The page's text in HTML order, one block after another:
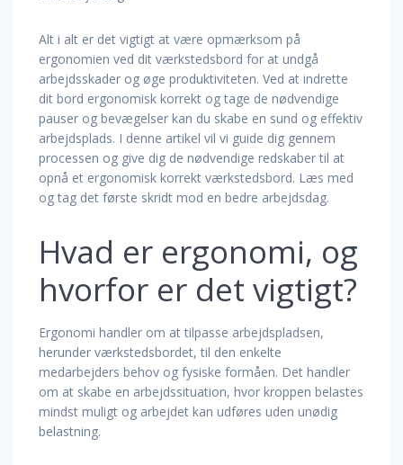
Alt i alt er det vigtigt at være opmærksom på
ergonomien ved dit værkstedsbord for at undgå
arbejdsskader og øge produktiviteten. Ved at indrette
dit bord ergonomisk korrekt og tage de nødvendige
pauser og bevægelser kan du skabe en sund og effektiv
arbejdsplads. I denne artikel vil vi guide dig gennem
processen og give dig de nødvendige redskaber til at
opnå et ergonomisk korrekt værkstedsbord. Læs med
og tag det første skridt mod en bedre arbejdsdag.
Hvad er ergonomi, og
hvorfor er det vigtigt?
Ergonomi handler om at tilpasse arbejdspladsen,
herunder værkstedsbordet, til den enkelte
medarbejders behov og fysiske formåen. Det handler
om at skabe en arbejdssituation, hvor kroppen belastes
mindst muligt og arbejdet kan udføres uden unødig
belastning.